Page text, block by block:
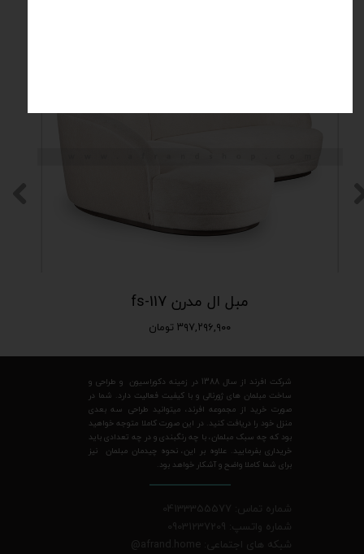
مبل ال مدرن fs-117
۳۹۷,۲۹۶,۹۰۰ تومان
شرکت افرند از سال 1388 در زمینه دکوراسیون و طراحی و
ساخت مبلمان های ژورنالی و با کیفیت فعالیت دارد. شما در
صورت خرید از مجموعه افرند، میتوانید طراحی سه بعدی
منزل خود را دریافت کنید. در این صورت کاملا متوجه خواهید
بود که چه سبک مبلمان، با چه رنگبندی و در چه تعدادی باید
خریداری بفرمایید. علاوه بر این، نحوه چیدمان مبلمان نیز
برای شما کاملا واضح و آشکار خواهد بود.
شماره تماس: 04133355577
شماره واتسپ: 09031237209
شبکه های اجتماعی: afrand.home
@